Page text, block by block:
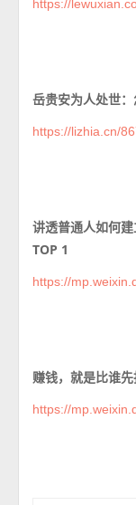
https://
岳贵安为人处世
https://lizhia.cn/
讲透普通人如何
TOP 1
https://
赚钱，就是比谁
https://